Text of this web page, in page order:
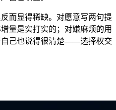
而显得稀缺。对愿意写两句提
量是实打实的；对嫌麻烦的用
自己也说得很清楚——选择权交